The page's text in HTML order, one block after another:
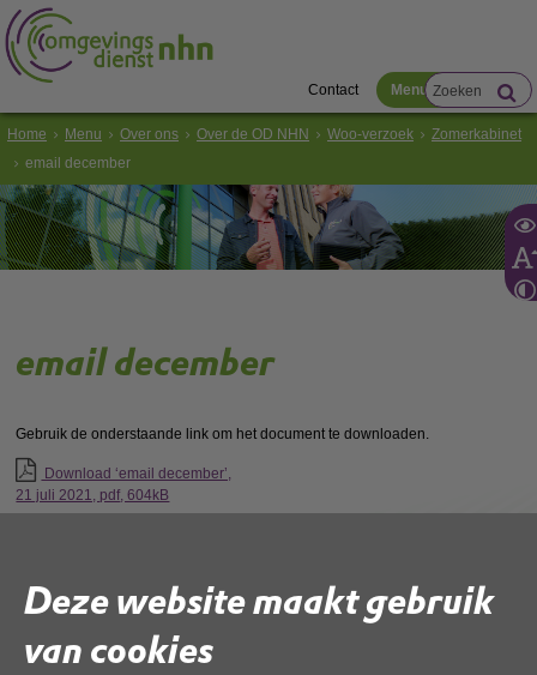
Deze website maakt gebruik
van cookies
Contact Menu
Home Menu Over ons Over de OD NHN Woo-verzoek
Zomerkabinet
email december
email december
Gebruik de onderstaande link om het document te downloaden.
Download ‘email december’,
21 juli 2021, pdf, 604kB